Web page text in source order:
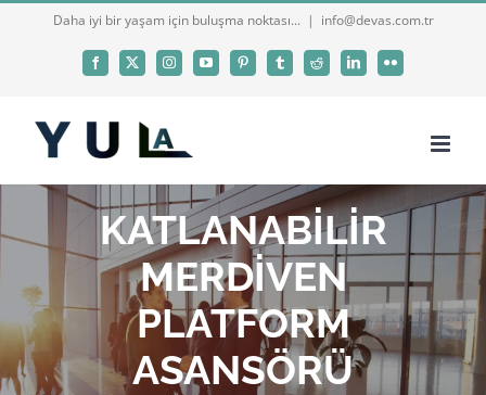
Daha iyi bir yaşam için buluşma noktası... | info@devas.com.tr
Facebook
X InstagramYouTubePinterestTumblrReddit LinkedInFlickr
KATLANABİLİR
MERDİVEN
PLATFORM
ASANSÖRÜ